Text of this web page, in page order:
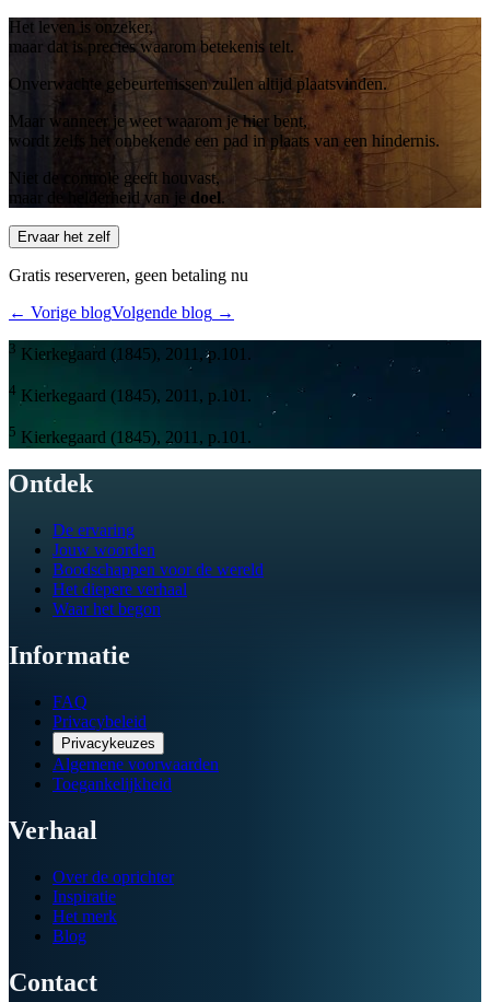
Het leven is onzeker,
maar dat is precies waarom betekenis telt.
Onverwachte gebeurtenissen zullen altijd plaatsvinden.
Maar wanneer je weet waarom je hier bent,
wordt zelfs het onbekende een pad in plaats van een hindernis.
Niet de controle geeft houvast,
maar de helderheid van je doel.
Ervaar het zelf
Gratis reserveren, geen betaling nu
← Vorige blogVolgende blog →
3 Kierkegaard (1845), 2011, p.101.
4 Kierkegaard (1845), 2011, p.101.
5 Kierkegaard (1845), 2011, p.101.
Ontdek
De ervaring
Jouw woorden
Boodschappen voor de wereld
Het diepere verhaal
Waar het begon
Informatie
FAQ
Privacybeleid
Privacykeuzes
Algemene voorwaarden
Toegankelijkheid
Verhaal
Over de oprichter
Inspiratie
Het merk
Blog
Contact